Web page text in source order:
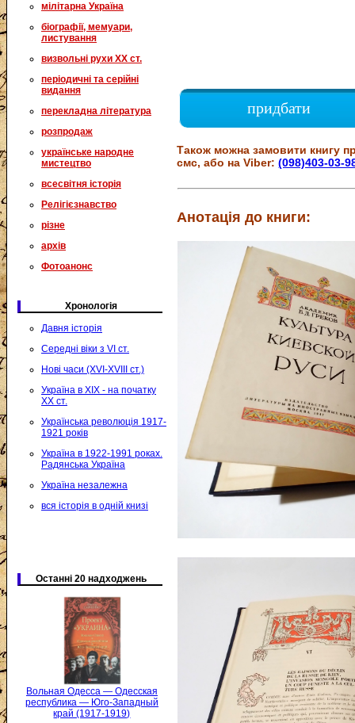
мілітарна Україна
біографії, мемуари,
листування
визвольні рухи XX ст.
періодичні та серійні
видання
перекладна література
розпродаж
українське народне
мистецтво
всесвітня історія
Релігієзнавство
різне
архів
Фотоанонс
Хронологія
Давня історія
Середні віки з VI ст.
Нові часи (XVI-XVIII ст.)
Україна в XIX - на початку
XX ст.
Українська революція 1917-
1921 років
Україна в 1922-1991 роках.
Радянська Україна
Україна незалежна
вся історія в одній книзі
Останні 20 надходжень
Вольная Одесса — Одесская
республика — Юго-Западный
край (1917-1919)
придбати
Також можна замовити книгу
смс, або на Viber:(098)403-03-
Анотація до книги: